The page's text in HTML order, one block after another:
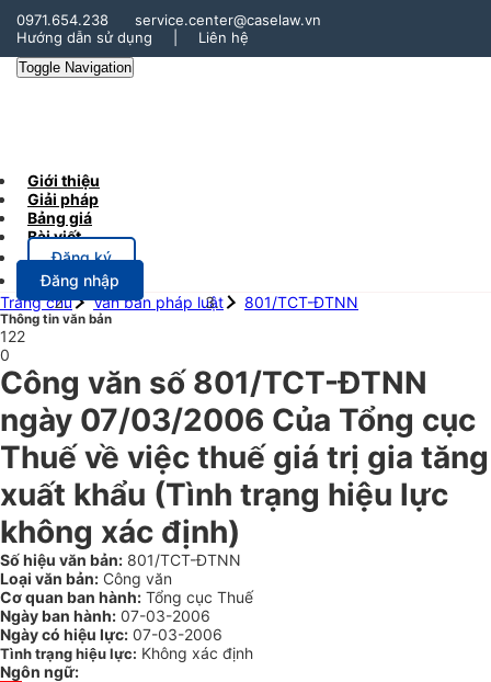
0971.654.238
service.center@caselaw.vn
Hướng dẫn sử dụng
Liên hệ
Toggle Navigation
Giới thiệu
Giải pháp
Bảng giá
Bài viết
Đăng ký
Đăng nhập
Trang chủ
Văn bản pháp luật 801/TCT-ĐTNN
Thông tin văn bản
122
0
Công văn số 801/TCT-ĐTNN
ngày 07/03/2006 Của Tổng cục
Thuế về việc thuế giá trị gia tăng
xuất khẩu (Tình trạng hiệu lực
không xác định)
Số hiệu văn bản: 801/TCT-ĐTNN
Loại văn bản: Công văn
Cơ quan ban hành: Tổng cục Thuế
Ngày ban hành: 07-03-2006
Ngày có hiệu lực: 07-03-2006
Tình trạng hiệu lực: Không xác định
Ngôn ngữ: